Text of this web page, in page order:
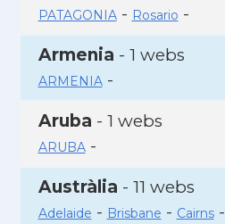
PATAGONIA- Rosario -
Armenia - 1 webs
ARMENIA-
Aruba - 1 webs
ARUBA-
Austràlia - 11 webs
Adelaide - Brisbane - Cairns-